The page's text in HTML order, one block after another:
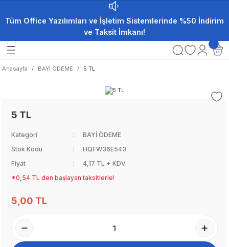
Tüm Office Yazılımları ve İşletim Sistemlerinde %50 İndirim
ve Taksit İmkanı!
Anasayfa BAYİ ÖDEME 5 TL
5 TL
Kategori
BAYİ ÖDEME
Stok Kodu
HQFW36E543
Fiyat
4,17 TL + KDV
*0,54 TL den başlayan taksitlerle!
5,00 TL